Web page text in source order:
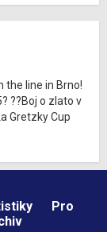
the line in Brno!
??Boj o zlato v
Gretzky Cup
Pro